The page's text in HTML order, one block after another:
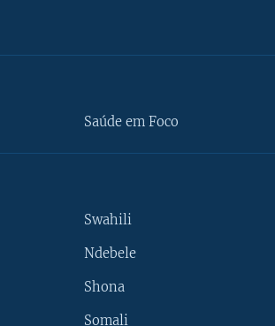
Saúde em Foco
Swahili
Ndebele
Shona
Somali